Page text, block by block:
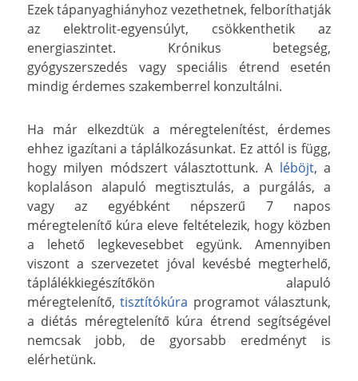
Ezek tápanyaghiányhoz vezethetnek, felboríthatják
az elektrolit-egyensúlyt, csökkenthetik az
energiaszintet. Krónikus betegség,
gyógyszerszedés vagy speciális étrend esetén
mindig érdemes szakemberrel konzultálni.
Ha már elkezdtük a méregtelenítést, érdemes
ehhez igazítani a táplálkozásunkat. Ez attól is függ,
hogy milyen módszert választottunk. A léböjt, a
koplaláson alapuló megtisztulás, a purgálás, a
vagy az egyébként népszerű 7 napos
méregtelenítő kúra eleve feltételezik, hogy közben
a lehető legkevesebbet együnk. Amennyiben
viszont a szervezetet jóval kevésbé megterhelő,
táplálékkiegészítőkön alapuló
méregtelenítő,tisztítókúra programot választunk,
a diétás méregtelenítő kúra étrend segítségével
nemcsak jobb, de gyorsabb eredményt is
elérhetünk.